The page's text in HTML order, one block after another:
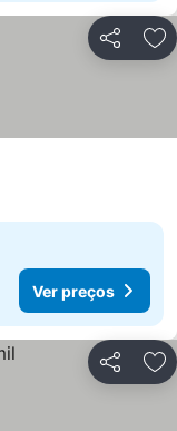
Partilhar
Ver preços
Partilhar